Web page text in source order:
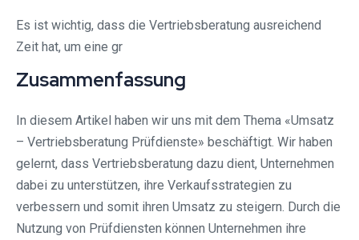
Es ist wichtig, dass die Vertriebsberatung ausreichend
Zeit hat, um eine gr
Zusammenfassung
In diesem Artikel haben wir uns mit dem Thema «Umsatz
– Vertriebsberatung Prüfdienste» beschäftigt. Wir haben
gelernt, dass Vertriebsberatung dazu dient, Unternehmen
dabei zu unterstützen, ihre Verkaufsstrategien zu
verbessern und somit ihren Umsatz zu steigern. Durch die
Nutzung von Prüfdiensten können Unternehmen ihre